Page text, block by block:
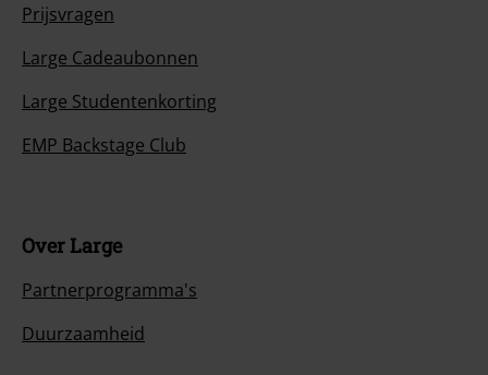
Prijsvragen
Large Cadeaubonnen
Large Studentenkorting
EMP Backstage Club
Over Large
Partnerprogramma's
Duurzaamheid